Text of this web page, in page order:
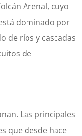
Arenal, cuyo
dominado por
de ríos y cascadas
de
Las principales
que desde hace